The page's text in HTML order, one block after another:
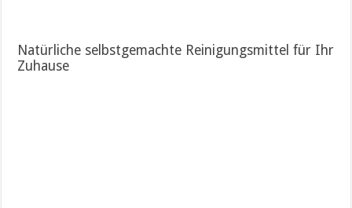
Natürliche selbstgemachte Reinigungsmittel für Ihr
Zuhause